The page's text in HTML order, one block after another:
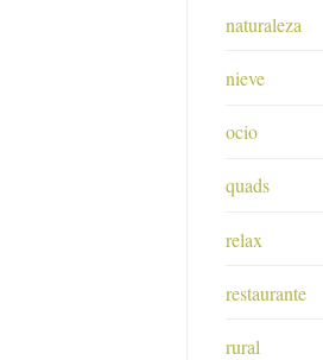
naturaleza
nieve
ocio
quads
relax
restaurante
rural